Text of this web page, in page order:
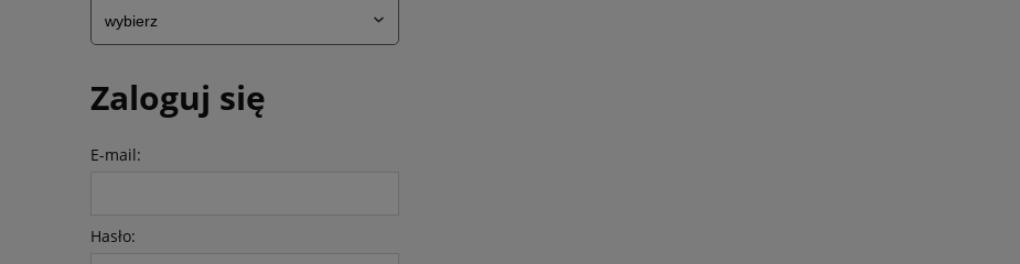
Zaloguj się
E-mail:
Hasło: